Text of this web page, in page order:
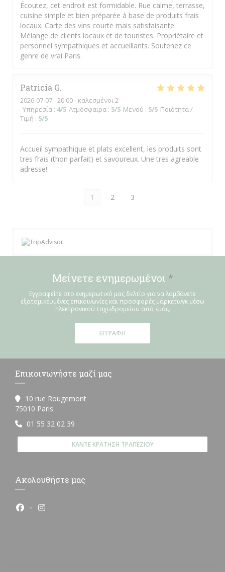
Écoutez, cet endroit est formidable. Rue calme, terrasse,
cuisine simple et bien préparée à base de produits frais
locaux. Carte des vins courte mais satisfaisante.
Mélange de clients locaux et de touristes. Propriétaire et
personnel sympathiques et accueillants. Soutenez ce
genre de vrai Paris.
Patricia G
2026-07-07- 20:00 - καλεσμένοι 2
Υπηρεσία : 4/5 Ατμόσφαιρα : 5/5 Μενού : 5/5 Ποιότητα /
Τιμή : 5/5
Accueil sympathique et plats excellent, les produits sont
tres frais (thon parfait) et savoureux. Une tres agreable
adresse!
1 2 3
Μείνετε ενημερωμένοι *
Εγγραφείτε στο ενημερωτικό μας δελτίο για να λαμβάνετε
εξατομικευμένες επικοινωνίες και προσφορές μάρκετινγκ μέσω
ηλεκτρονικού ταχυδρομείου από εμάς.
ΕΓΓΡΑΦΉ
Επικοινωνήστε μαζί μας
10 rue Rougemont
75010 Paris
01 55 32 02 39
ΚΆΝΤΕ ΚΡΆΤΗΣΗ ΤΡΑΠΕΖΙΟΎ
Ακολουθήστε μας
Facebook ((ανοίγει σε νέο παράθυρο))
Instagram ((ανοίγει σε νέο παράθυρο))